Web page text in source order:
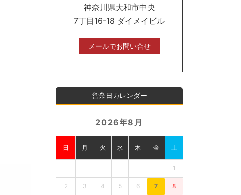
神奈川県大和市中央
7丁目16-18 ダイメイビル
メールでお問い合せ
営業日カレンダー
2026年8月
日 月 火 水 木 金 土
1
2 3 4 5 6 7 8